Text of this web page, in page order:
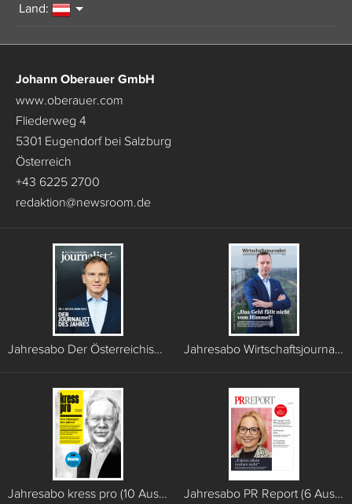
Land:
Johann Oberauer GmbH
www.oberauer.com
Fliederweg 4
5301 Eugendorf bei Salzburg
Österreich
+43 6225 2700
redaktion@newsroom.de
Jahresabo Der Österreichische Journalist (6 Ausgaben) Jahresabo Wirtschaftsjournalist (6 Ausgaben)
Jahresabo kress pro (10 Ausgaben) Jahresabo PR Report (6 Ausgaben)